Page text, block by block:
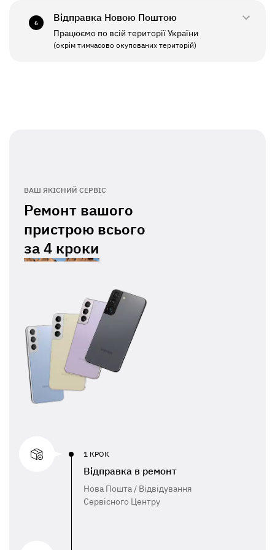
ПН - ПТ
СБ - НД
11:00 - 19:00
6 Відправка Новою Поштою
Працюємо по всій території України
(окрім тимчасово окупованих територій)
ВАШ ЯКІСНИЙ СЕРВІС
Ремонт вашого
пристрою всього
за4 кроки
1 КРОК
Відправка в ремонт
Нова Пошта / Відвідування
Сервісного Центру